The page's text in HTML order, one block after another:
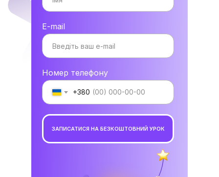
E-mail
Номер телефону
+380
ЗАПИСАТИСЯ НА БЕЗКОШТОВНИЙ УРОК